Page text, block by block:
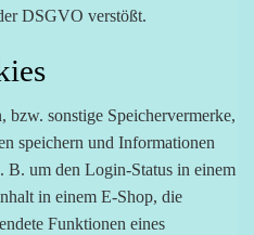
DSGVO verstößt.
bzw. sonstige Speichervermerke,
speichern und Informationen
B. um den Login-Status in einem
in einem E-Shop, die
Funktionen eines